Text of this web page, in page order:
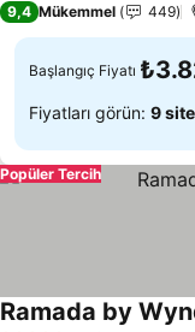
9,4 Mükemmel 449
Başlangıç Fiyatı
Fiyatları görün: 9 site
Popüler Tercih
Ramada by